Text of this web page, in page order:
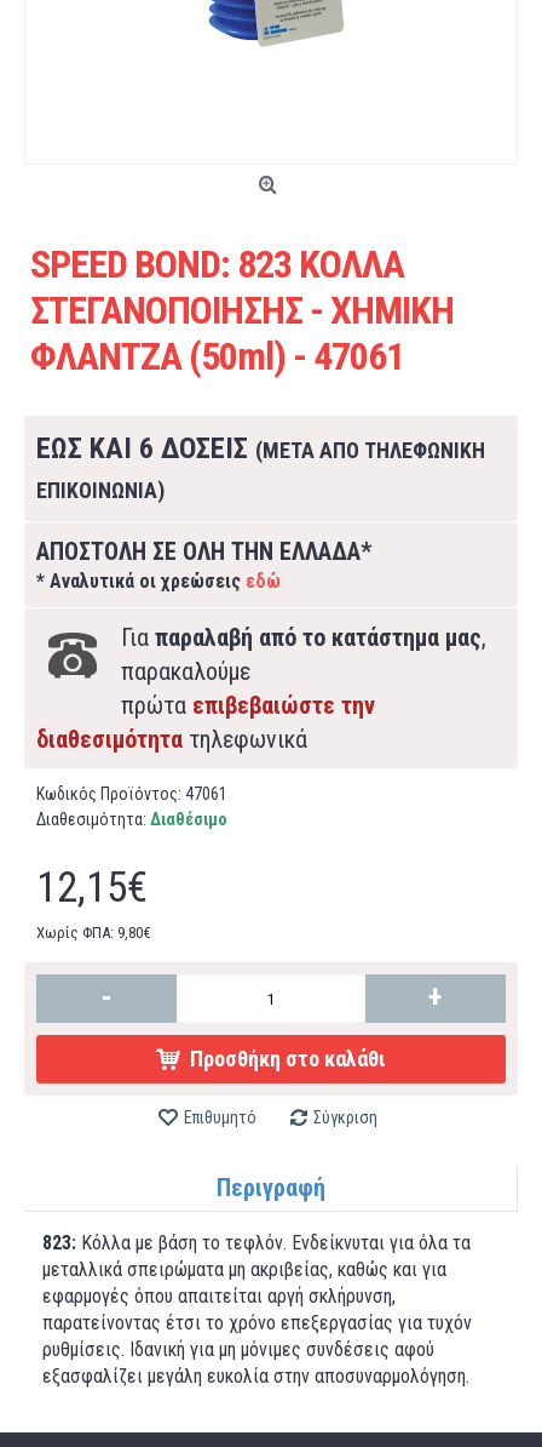
SPEED BOND: 823 ΚΟΛΛΑ
ΣΤΕΓΑΝΟΠΟΙΗΣΗΣ - ΧΗΜΙΚΗ
ΦΛΑΝΤΖΑ (50ml) - 47061
ΕΩΣ ΚΑΙ 6 ΔΟΣΕΙΣ (ΜΕΤΑ ΑΠΟ ΤΗΛΕΦΩΝΙΚΗ
ΕΠΙΚΟΙΝΩΝΙΑ)
ΑΠΟΣΤΟΛΗ ΣΕ ΟΛΗ ΤΗΝ ΕΛΛΑΔΑ*
* Αναλυτικά οι χρεώσεις εδώ
Για παραλαβή από το κατάστημα μας,
παρακαλούμε
πρώτα επιβεβαιώστε την
διαθεσιμότητα τηλεφωνικά
Κωδικός Προϊόντος: 47061
Διαθεσιμότητα: Διαθέσιμο
12,15€
Χωρίς ΦΠΑ: 9,80€
- +
Προσθήκη στο καλάθι
Επιθυμητό Σύγκριση
Περιγραφή
823: Κόλλα με βάση το τεφλόν. Ενδείκνυται για όλα τα
μεταλλικά σπειρώματα μη ακριβείας, καθώς και για
εφαρμογές όπου απαιτείται αργή σκλήρυνση,
παρατείνοντας έτσι το χρόνο επεξεργασίας για τυχόν
ρυθμίσεις. Ιδανική για μη μόνιμες συνδέσεις αφού
εξασφαλίζει μεγάλη ευκολία στην αποσυναρμολόγηση.